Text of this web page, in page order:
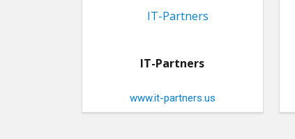
IT-Partners
www.it-partners.us